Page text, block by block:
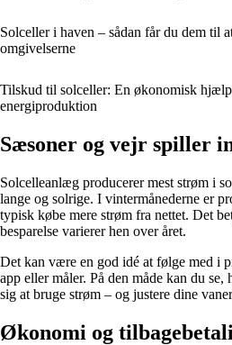
Solceller i haven – sådan får du dem til
omgivelserne
Tilskud til solceller: En økonomisk
energiproduktion
Sæsoner og vejr spiller
Solcelleanlæg producerer mest strøm i
lange og solrige. I vintermånederne er
typisk købe mere strøm fra nettet. Det
besparelse varierer hen over året.
Det kan være en god idé at følge med i
app eller måler. På den måde kan du se,
sig at bruge strøm – og justere dine
Økonomi og